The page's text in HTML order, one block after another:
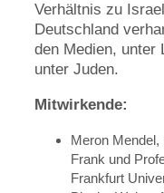
Verhältnis zu
Deutschland
den Medien, unter
unter Juden.
Mitwirkende:
Meron
Frank und
Frankfurt